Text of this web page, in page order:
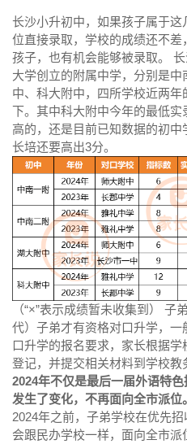
长沙小升初中，如果孩子属于这
位直接录取，学校的成绩还不差
孩子，也有机会能够被录取。
大学创立的附属中学，分别是
中、科大附中，四所学校近两年
下。其中科大附中今年的最低
高的，还是目前已知数据的初
长培还要高出3分。
（“×”表示成绩暂未收集到）
代）子弟才有资格对口升学，
口升学的报名要求，家长根据
登记，并提交相关材料到学校教
2024年不仅是最后一届外语特
发生了变化，不再面向全市派位。
2024年之前，子弟学校在优先招
会跟民办学校一样，面向全市